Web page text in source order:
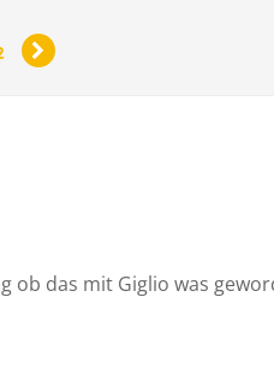

ob das mit Giglio was